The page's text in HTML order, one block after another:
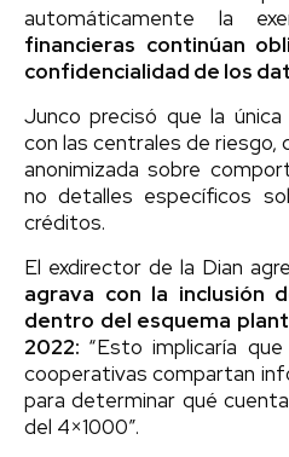
automáticamente la
financieras continúan
confidencialidad de los
Junco precisó que la única
con las centrales de riesgo,
anonimizada sobre
no detalles específicos
créditos.
El exdirector de la Dian
agrava con la inclusión
dentro del esquema
2022: “Esto implicaría
cooperativas compartan
para determinar qué
del 4×1000”.